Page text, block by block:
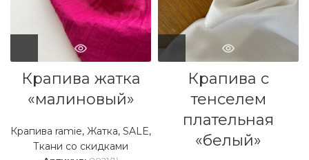
Крапива жатка
«малиновый»
Крапива ramie, Жатка, SALE,
Ткани со скидками
Крапива с
тенселем
плательная
«белый»